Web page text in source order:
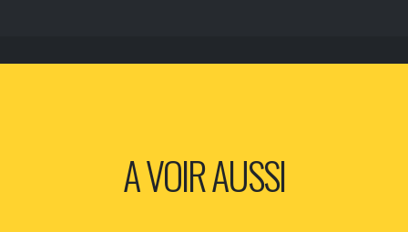
A VOIR AUSSI